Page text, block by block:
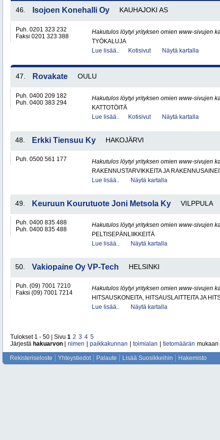
46. Isojoen Konehalli Oy KAUHAJOKI AS
Puh. 0201 323 232
Faksi 0201 323 388
Hakutulos löytyi yrityksen omien www-sivujen
TYÖKALUJA
Lue lisää..
Kotisivut Näytä kartalla
47. Rovakate OULU
Puh. 0400 209 182
Puh. 0400 383 294
Hakutulos löytyi yrityksen omien www-sivujen
KATTOTÖITÄ
Lue lisää..
Kotisivut Näytä kartalla
48. Erkki Tiensuu Ky HAKOJÄRVI
Puh. 0500 561 177
Hakutulos löytyi yrityksen omien www-sivujen
RAKENNUSTARVIKKEITA JA
Lue lisää..
Näytä kartalla
49. Keuruun Kourutuote Joni Metsola Ky VILPPULA
Puh. 0400 835 488
Puh. 0400 835 488
Hakutulos löytyi yrityksen omien www-sivujen
PELTISEPÄNLIIKKEITÄ
Lue lisää..
Näytä kartalla
50. Vakiopaine Oy VP-Tech HELSINKI
Puh. (09) 7001 7210
Faksi (09) 7001 7214
Hakutulos löytyi yrityksen omien www-sivujen
HITSAUSKONEITA, HITSAUSLAITTEITA JA
Lue lisää..
Näytä kartalla
Tulokset 1 - 50 | Sivu 1 2 3 4 5
Järjestä hakuarvon nimen paikkakunnan toimialan tietomäärän mukaan
Rekisteriseloste Yhteystiedot Palaute Lisää Suosikkeihin Hakemisto